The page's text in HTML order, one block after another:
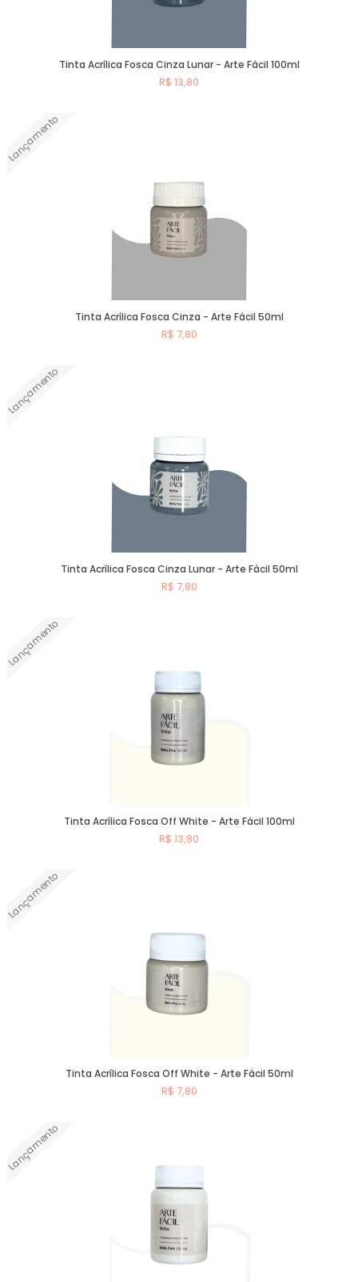
Tinta Acrílica Fosca Cinza Lunar - Arte Fácil 100ml
R$ 13,80
Lançamento
Tinta Acrílica Fosca Cinza - Arte Fácil 50ml
R$ 7,80
Lançamento
Tinta Acrílica Fosca Cinza Lunar - Arte Fácil 50ml
R$ 7,80
Lançamento
Tinta Acrílica Fosca Off White - Arte Fácil 100ml
R$ 13,80
Lançamento
Tinta Acrílica Fosca Off White - Arte Fácil 50ml
R$ 7,80
Lançamento